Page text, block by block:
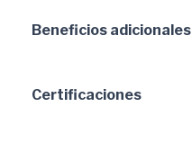
Beneficios adicionales
Certificaciones